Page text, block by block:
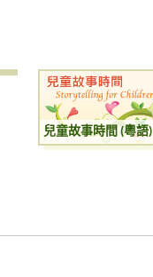
兒童故事時間 (粵語)